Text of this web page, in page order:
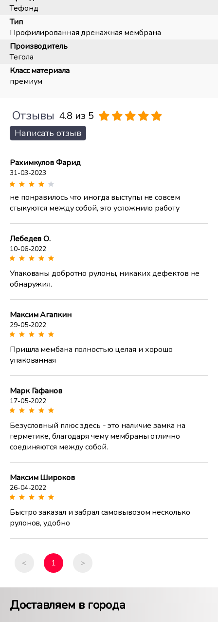
Тефонд
Тип
Профилированная дренажная мембрана
Производитель
Тегола
Класс материала
премиум
Отзывы 4.8 из 5
Написать отзыв
Рахимкулов Фарид
31-03-2023
не понравилось что иногда выступы не совсем
стыкуются между собой, это усложнило работу
Лебедев О.
10-06-2022
Упакованы добротно рулоны, никаких дефектов не
обнаружил.
Максим Агапкин
29-05-2022
Пришла мембана полностью целая и хорошо
упакованная
Марк Гафанов
17-05-2022
Безусловный плюс здесь - это наличие замка на
герметике, благодаря чему мембраны отлично
соединяются между собой.
Максим Широков
26-04-2022
Быстро заказал и забрал самовывозом несколько
рулонов, удобно
< 1 >
Доставляем в города